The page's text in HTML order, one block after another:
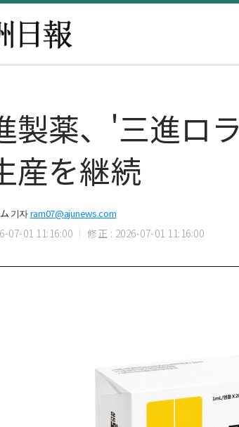
製薬、'三進ロ
産を継続
기자ram07@ajunews.com
07-01 11:16:00 修正 : 2026-07-01 11:16:00